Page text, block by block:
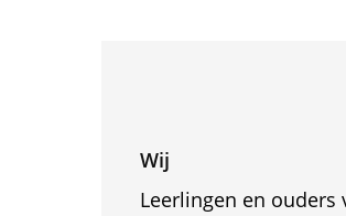
Wij
Leerlingen en ouders